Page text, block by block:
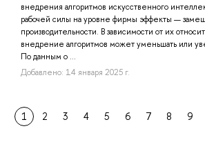
внедрения алгоритмов искусственного
рабочей силы на уровне фирмы эффекты —
производительности. В зависимости от их
внедрение алгоритмов может уменьшать или
По данным о ...
Добавлено: 14 января 2025 г.
1 2 3 4 5 6 7 8 9